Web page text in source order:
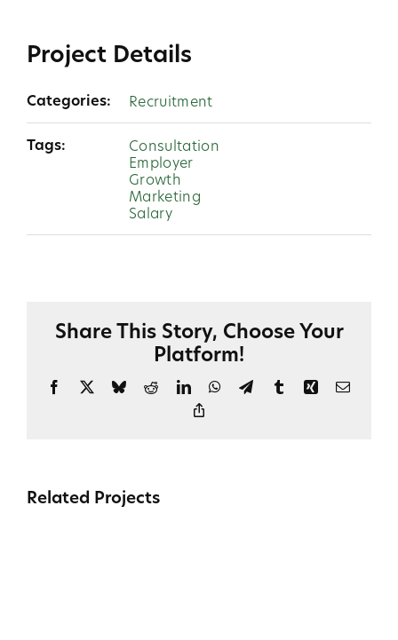
Project Details
Categories: Recruitment
Tags:
Consultation
Employer
Growth
Marketing
Salary
Share This Story, Choose Your
Platform!
Facebook BlueskyRedditLinkedInWhatsApp
TelegramTumblrXingEmail
Related Projects